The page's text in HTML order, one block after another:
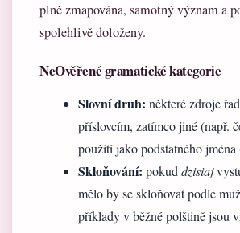
plně zmapována, samotný význam a
spolehlivě doloženy.
NeOvěřené gramatické kategorie
Slovní druh: některé zdroje
příslovcím, zatímco jiné (např.
použití jako podstatného
Skloňování: pokud dzisiaj
mělo by se skloňovat podle
příklady v běžné polštině jsou